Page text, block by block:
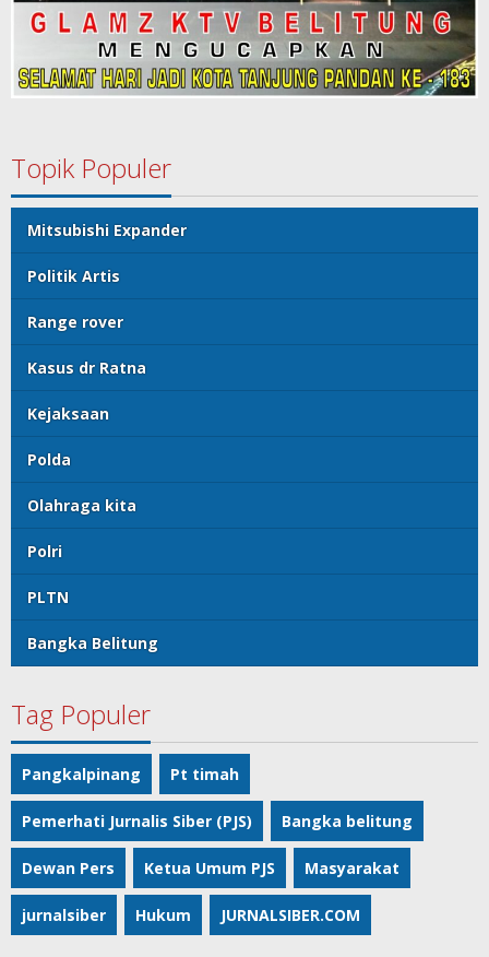
Topik Populer
Mitsubishi Expander
Politik Artis
Range rover
Kasus dr Ratna
Kejaksaan
Polda
Olahraga kita
Polri
PLTN
Bangka Belitung
Tag Populer
Pangkalpinang Pt timah
Pemerhati Jurnalis Siber (PJS) Bangka belitung
Dewan Pers Ketua Umum PJS Masyarakat
jurnalsiber Hukum JURNALSIBER.COM